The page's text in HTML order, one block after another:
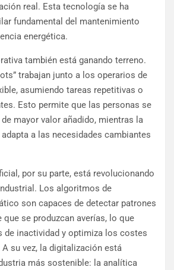
real. Esta tecnología se ha
fundamental del mantenimiento
energética.
también está ganando terreno.
trabajan junto a los operarios de
asumiendo tareas repetitivas o
Esto permite que las personas se
mayor valor añadido, mientras la
a las necesidades cambiantes
por su parte, está revolucionando
Los algoritmos de
son capaces de detectar patrones
se produzcan averías, lo que
de inactividad y optimiza los costes
su vez, la digitalización está
más sostenible: la analítica